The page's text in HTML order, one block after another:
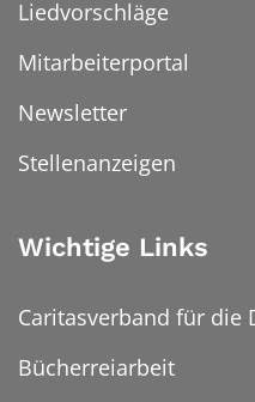
Liedvorschläge
Mitarbeiterportal
Newsletter
Stellenanzeigen
Wichtige Links
Caritasverband für die
Bücherreiarbeit